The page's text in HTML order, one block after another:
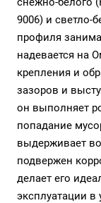
9006) и светло-
профиля
надевается на
крепления и
зазоров и
он выполняет
попадание
выдерживает
подвержен
делает его
эксплуатации в